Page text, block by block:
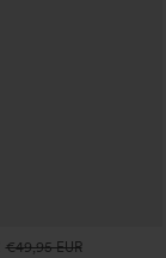
€49,95 EUR